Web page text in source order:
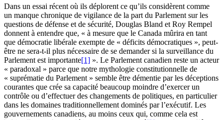
Dans un essai récent où ils déplorent ce qu’ils considèrent comme
un manque chronique de vigilance de la part du Parlement sur les
questions de défense et de sécurité, Douglas Bland et Roy Rempel
donnent à entendre que, « à mesure que le Canada mûrira en tant
que démocratie libérale exempte de « déficits démocratiques », peut-
être ne sera-t-il plus nécessaire de se demander si la surveillance du
Parlement est importante[1] ». Le Parlement canadien reste un acteur
« paradoxal » parce que notre mythologie constitutionnelle de
« suprématie du Parlement » semble être démentie par les déceptions
courantes que crée sa capacité beaucoup moindre d’exercer un
contrôle ou d’effectuer des changements de politiques, en particulier
dans les domaines traditionnellement dominés par l’exécutif. Les
gouvernements canadiens, au moins ceux qui, comme cela est